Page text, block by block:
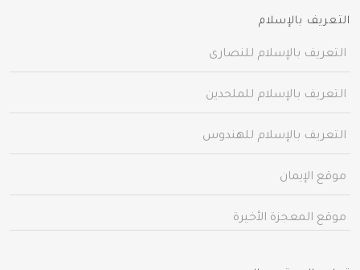
التعريف بالإسلام
التعريف بالإسلام للنصارى
التعريف بالإسلام للملحدين
التعريف بالإسلام للهندوس
موقع الإيمان
موقع المعجزة الأخيرة